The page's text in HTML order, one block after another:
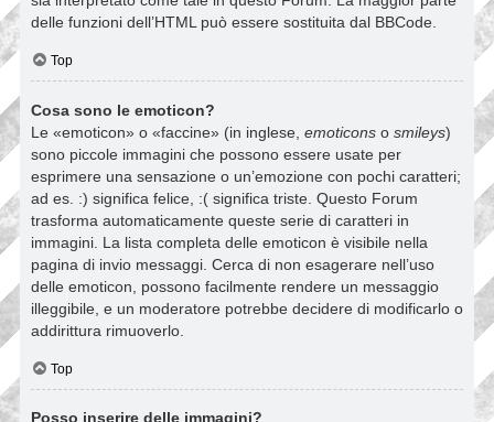
delle funzioni dell’HTML può essere sostituita dal BBCode.
Top
Cosa sono le emoticon?
Le «emoticon» o «faccine» (in inglese, emoticons o smileys)
sono piccole immagini che possono essere usate per
esprimere una sensazione o un’emozione con pochi caratteri;
ad es. :) significa felice, :( significa triste. Questo Forum
trasforma automaticamente queste serie di caratteri in
immagini. La lista completa delle emoticon è visibile nella
pagina di invio messaggi. Cerca di non esagerare nell’uso
delle emoticon, possono facilmente rendere un messaggio
illeggibile, e un moderatore potrebbe decidere di modificarlo o
addirittura rimuoverlo.
Top
Posso inserire delle immagini?